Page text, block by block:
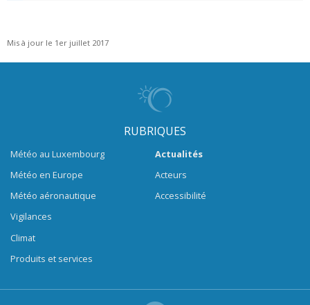
Mis à jour le 1er juillet 2017
RUBRIQUES
Météo au Luxembourg
Météo en Europe
Météo aéronautique
Vigilances
Climat
Produits et services
Actualités
Acteurs
Accessibilité